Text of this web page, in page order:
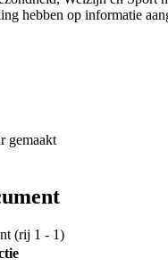
hebben op informatie
gemaakt
(rij 1 - 1)